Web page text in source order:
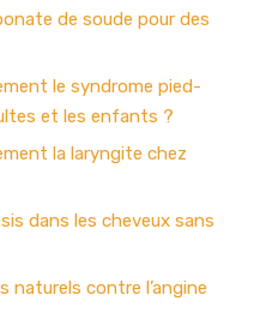
de soude pour des
le syndrome pied-
et les enfants ?
la laryngite chez
dans les cheveux sans
naturels contre l’angine